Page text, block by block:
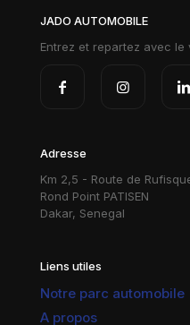
JADO AUTOMOBILE
Entrez et repartez avec
Adresse
Km 2,5 - Route de
Rond Point PATISEN
Dakar, Senegal
Liens utiles
Notre parc automobile
A propos